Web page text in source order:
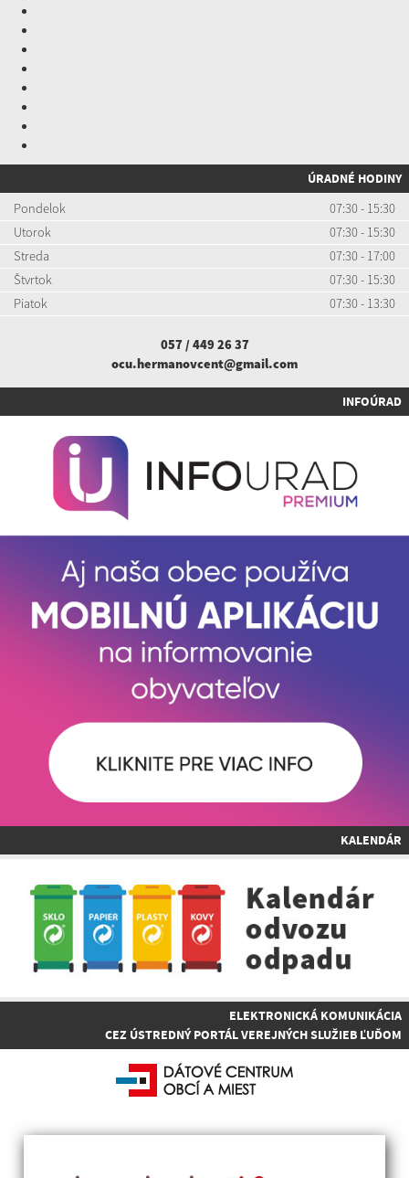
ÚRADNÉ HODINY
Pondelok
07:30 - 15:30
Utorok
07:30 - 15:30
Streda
07:30 - 17:00
Štvrtok
07:30 - 15:30
Piatok
07:30 - 13:30
057 / 449 26 37
ocu.hermanovcent@gmail.com
INFOÚRAD
KALENDÁR
ELEKTRONICKÁ KOMUNIKÁCIA
CEZ ÚSTREDNÝ PORTÁL VEREJNÝCH SLUŽIEB ĽUĎOM